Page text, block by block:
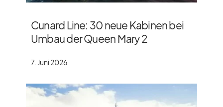
Cunard Line: 30 neue Kabinen bei
Umbau der Queen Mary 2
7. Juni 2026